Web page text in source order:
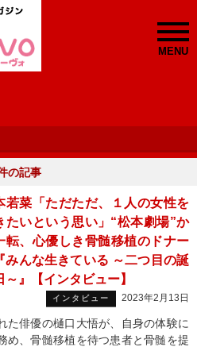
MENU
の記事
若菜「ただただ、１人の女性を
たいという思い」“松本劇場”か
転、心優しき骨髄移植のドナー
みんな生きている ～二つ目の誕
～』【インタビュー】
インタビュー 2023年2月13日
俳優の樋口大悟が、自身の体験に
め、骨髄移植を待つ患者と骨髄を提